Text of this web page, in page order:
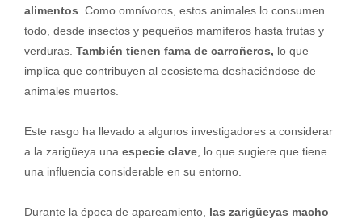
alimentos . Como omnívoros, estos animales lo consumen
todo, desde insectos y pequeños mamíferos hasta frutas y
verduras. También tienen fama de carroñeros, lo que
implica que contribuyen al ecosistema deshaciéndose de
animales muertos.
Este rasgo ha llevado a algunos investigadores a considerar
a la zarigüeya una especie clave , lo que sugiere que tiene
una influencia considerable en su entorno.
Durante la época de apareamiento, las zarigüeyas macho